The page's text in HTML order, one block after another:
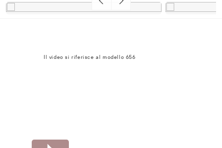
Il video si riferisce al modello 656